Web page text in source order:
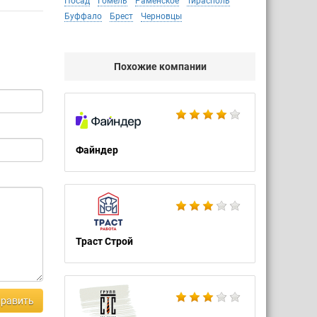
Буффало
Брест Черновцы
Похожие компании
Файндер
Траст Строй